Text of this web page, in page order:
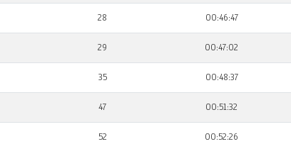
28 00:46:47
29 00:47:02
35 00:48:37
47 00:51:32
52 00:52:26